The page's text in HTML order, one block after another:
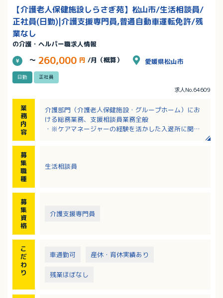
【介護老人保健施設しらさぎ苑】松山市/生活相談員/
正社員(日勤)|介護支援専門員,普通自動車運転免許/残
業なし
の介護・ヘルパー職求人情報
～ 260,000 円 /月（概算） 愛媛県松山市
日勤 正社員
求人No.64609
業
務
内
容
介護部門（介護老人保健施設・グループホーム）にお
ける総務業務、支援相談員業務全般
・※ケアマネージャーの経験を活かした入退所に関す
・マニュアル整備、統計資料作成、施設基準に関する
募
集
職
種
生活相談員
募
集
資
格
介護支援専門員
こ
だ
わ
り
車通勤可 産休・育休実績あり
残業ほぼなし